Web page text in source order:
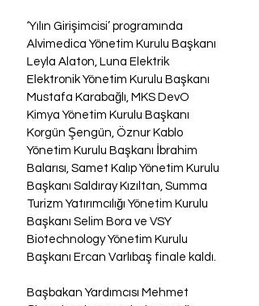
‘Yılın Girişimcisi’ programında
Alvimedica Yönetim Kurulu Başkanı
Leyla Alaton, Luna Elektrik
Elektronik Yönetim Kurulu Başkanı
Mustafa Karabağlı, MKS DevO
Kimya Yönetim Kurulu Başkanı
Korgün Şengün, Öznur Kablo
Yönetim Kurulu Başkanı İbrahim
Balarısı, Samet Kalıp Yönetim Kurulu
Başkanı Saldıray Kızıltan, Summa
Turizm Yatırımcılığı Yönetim Kurulu
Başkanı Selim Bora ve VSY
Biotechnology Yönetim Kurulu
Başkanı Ercan Varlıbaş finale kaldı.
Başbakan Yardımcısı Mehmet